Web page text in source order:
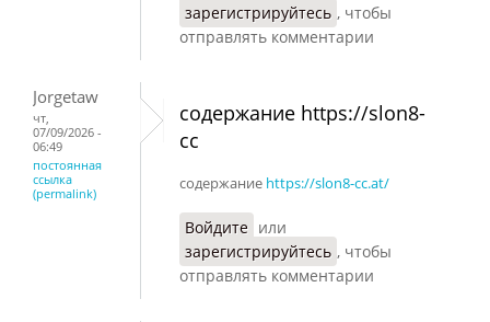
зарегистрируйтесь , чтобы
отправлять комментарии
Jorgetaw
чт,
07/09/2026 -
06:49
постоянная
ссылка
(permalink)
содержание https://slon8-
cc
содержание https://slon8-cc.at/
Войдите или
зарегистрируйтесь , чтобы
отправлять комментарии